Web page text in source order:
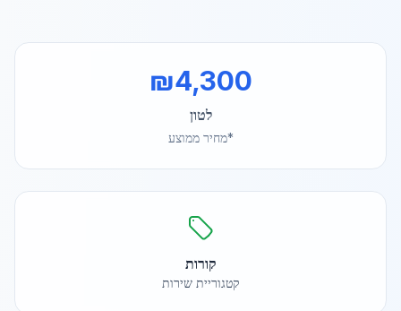
₪4,300
לטון
*מחיר ממוצע
קורות
קטגוריית שירות